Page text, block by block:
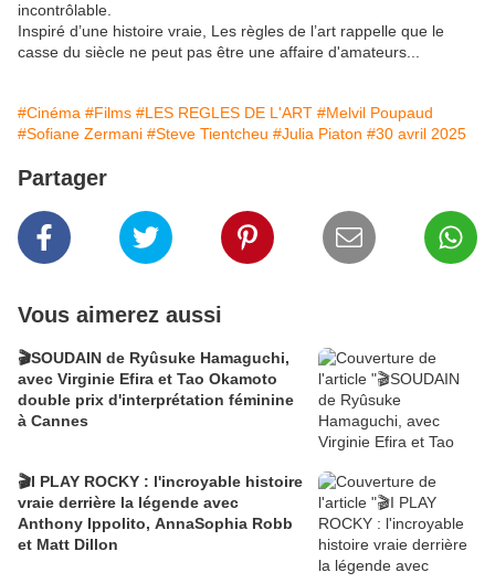
incontrôlable.
Inspiré d’une histoire vraie, Les règles de l’art rappelle que le
casse du siècle ne peut pas être une affaire d'amateurs...
#Cinéma #Films #LES REGLES DE L'ART #Melvil Poupaud
#Sofiane Zermani #Steve Tientcheu #Julia Piaton #30 avril 2025
Partager
Vous aimerez aussi
🎬SOUDAIN de Ryûsuke Hamaguchi,
avec Virginie Efira et Tao Okamoto
double prix d'interprétation féminine
à Cannes
🎬I PLAY ROCKY : l'incroyable histoire
vraie derrière la légende avec
Anthony Ippolito, AnnaSophia Robb
et Matt Dillon